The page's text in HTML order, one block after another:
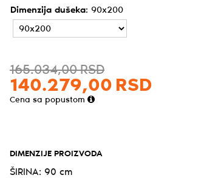
Dimenzija dušeka: 90x200
165.034,00 RSD
Originalna
cena
165.034,00RSD.
140.279,00 RSD
Trenutna
cena
Cena sa popustom
DIMENZIJE PROIZVODA
ŠIRINA: 90 cm